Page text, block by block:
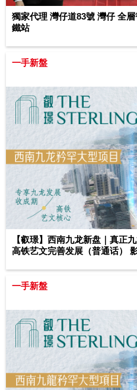
獨家代理 灣仔道83號 灣仔 全
鐵站
一手新盤
【叡璟】西南九龙新盘｜真正
高铁艺文完善发展（普通话）
一手新盤